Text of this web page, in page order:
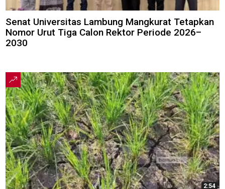
Senat Universitas Lambung Mangkurat Tetapkan
Nomor Urut Tiga Calon Rektor Periode 2026–
2030
2:54